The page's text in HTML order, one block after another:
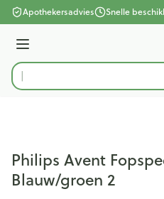
Ga naar de inhoud
Apothekersadvies Snelle
Menu
Product, merk, categorie...
Philips Avent
Blauw/groen 2